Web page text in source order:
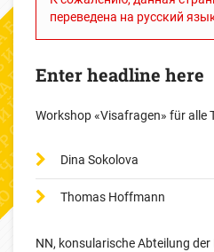
переведена на русский
Enter headline here
Workshop «Visafragen» für alle
Dina Sokolova
Thomas Hoffmann
NN, konsularische Abteilung